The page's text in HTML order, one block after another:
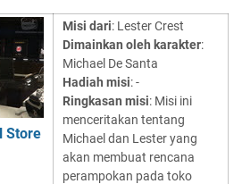
Store
Misi dari: Lester Crest
Dimainkan oleh karakter:
Michael De Santa
Hadiah misi: -
Ringkasan misi: Misi ini
menceritakan tentang
Michael dan Lester yang
akan membuat rencana
perampokan pada toko